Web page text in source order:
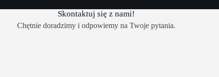
Skontaktuj się z nami!
Chętnie doradzimy i odpowiemy na Twoje pytania.